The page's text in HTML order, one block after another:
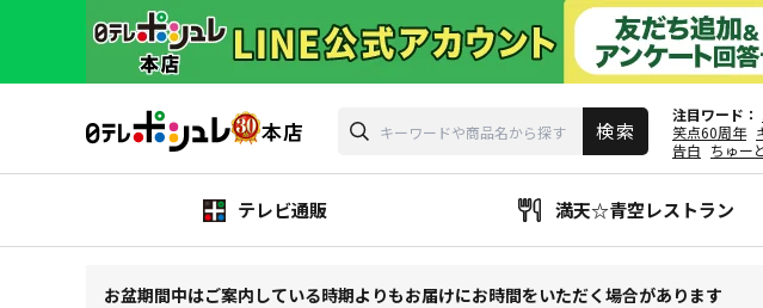
注目ワード
笑点60周年
告白 ちゅー
テレビ通販 満天☆青空レストラン
お盆期間中はご案内している時期よりもお届けにお時間をいただく場合があります